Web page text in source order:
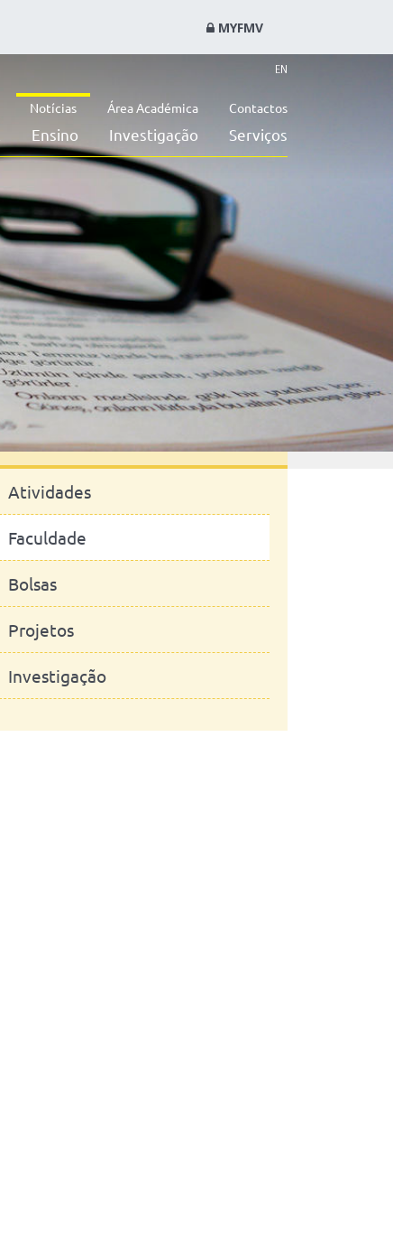
MYFMV
EN
Notícias Área Académica Contactos
Ensino Investigação Serviços
Notícias
Atividades
Faculdade
Bolsas
Projetos
Investigação